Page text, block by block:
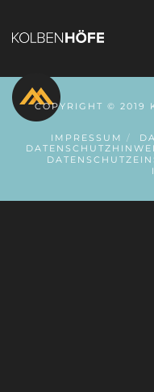
COPYRIGHT © 2019
IMPRESSUM